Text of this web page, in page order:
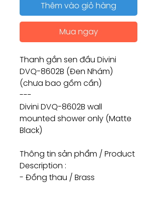
Thêm vào giỏ hàng
Mua ngay
Thanh gắn sen đầu Divini
DVQ-8602B (Đen Nhám)
(chưa bao gồm cần)
---
Divini DVQ-8602B wall
mounted shower only (Matte
Black)
Thông tin sản phẩm / Product
Description :
- Đồng thau / Brass